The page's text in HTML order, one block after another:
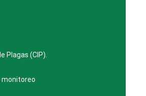
Plagas (CIP).
monitoreo